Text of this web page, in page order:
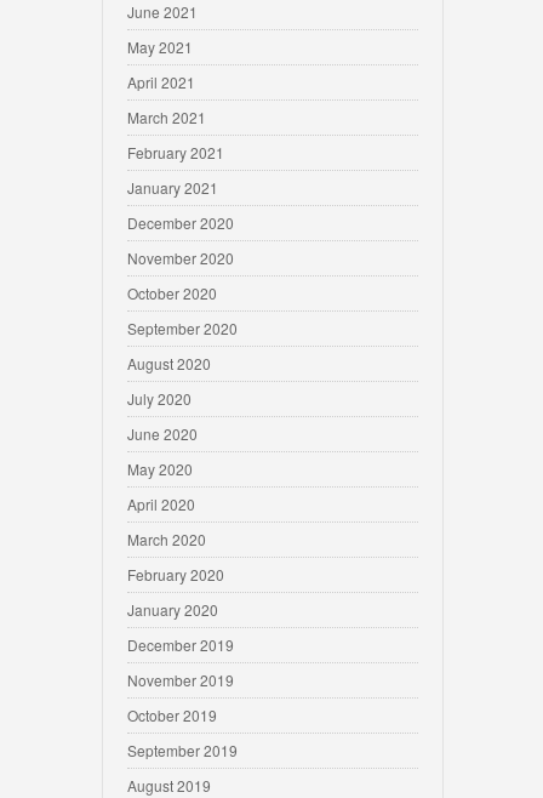
June 2021
May 2021
April 2021
March 2021
February 2021
January 2021
December 2020
November 2020
October 2020
September 2020
August 2020
July 2020
June 2020
May 2020
April 2020
March 2020
February 2020
January 2020
December 2019
November 2019
October 2019
September 2019
August 2019